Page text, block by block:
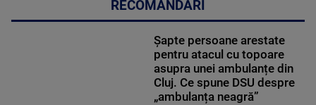
RECOMANDĂRI
Șapte persoane arestate
pentru atacul cu topoare
asupra unei ambulanțe din
Cluj. Ce spune DSU despre
„ambulanța neagră”